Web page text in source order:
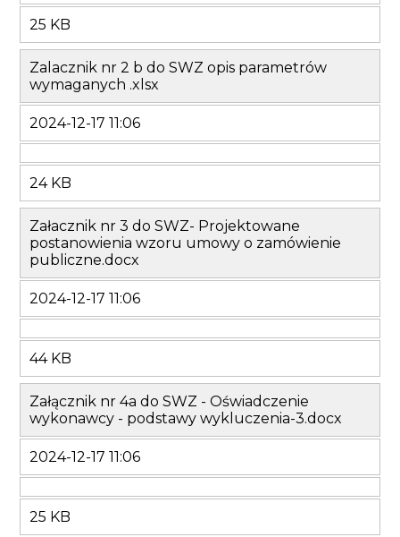
25 KB
Zalacznik nr 2 b do SWZ opis parametrów
wymaganych .xlsx
2024-12-17 11:06
24 KB
Załacznik nr 3 do SWZ- Projektowane
postanowienia wzoru umowy o zamówienie
publiczne.docx
2024-12-17 11:06
44 KB
Załącznik nr 4a do SWZ - Oświadczenie
wykonawcy - podstawy wykluczenia-3.docx
2024-12-17 11:06
25 KB